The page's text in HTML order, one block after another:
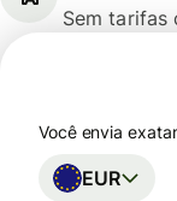
Sem tarifas
Você envia
EUR